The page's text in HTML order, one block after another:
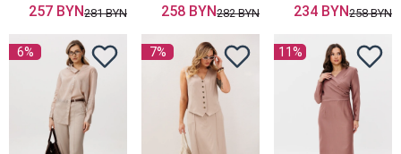
257 BYN281 BYN 258 BYN282 BYN 234 BYN258 BYN
6% 7% 11%